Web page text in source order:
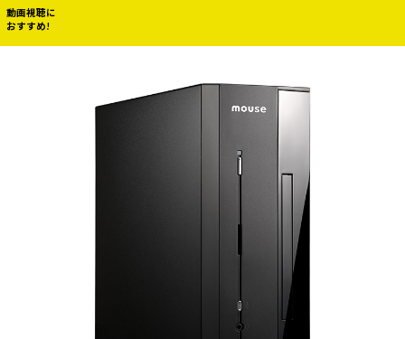
動画視聴に
おすすめ!